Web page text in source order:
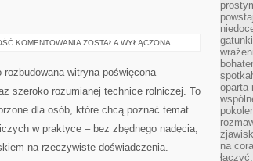
KOMENTOWANIA MASZYNY
ZOSTAŁA WYŁĄCZONA
rozbudowana witryna poświęcona
szeroko rozumianej technice rolniczej. To
dla osób, które chcą poznać temat
w praktyce – bez zbędnego nadęcia,
na rzeczywiste doświadczenia.
oparta
na